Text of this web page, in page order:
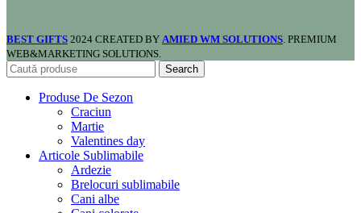
BEST GIFTS 2024 CREATED BY AMIED WM SOLUTIONS. PREMIUM
WEB&MARKETING SOLUTIONS.
Search
Produse De Sezon
Craciun
Martie
Valentines day
Articole Sublimabile
Ardezie
Brelocuri sublimabile
Cani albe